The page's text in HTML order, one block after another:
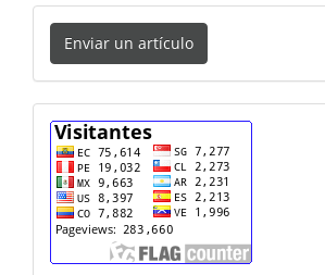
Enviar
un
artículo
Enviar un artículo
cuenta